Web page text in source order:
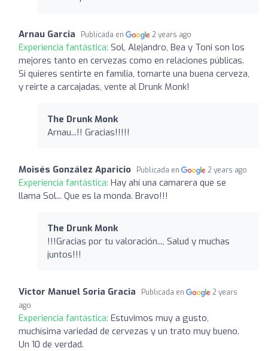
Arnau Garcia Publicada en 2 years ago
Experiencia fantástica: Sol, Alejandro, Bea y Toni son los
mejores tanto en cervezas como en relaciones públicas.
Si quieres sentirte en família, tomarte una buena cerveza,
y reirte a carcajadas, vente al Drunk Monk!
The Drunk Monk
Arnau...!! Gracias!!!!!
Moisés González Aparicio Publicada en 2 years ago
Experiencia fantástica: Hay ahí una camarera que se
llama Sol... Que es la monda. Bravo!!!
The Drunk Monk
!!!Gracias por tu valoración..., Salud y muchas
juntos!!!
Victor Manuel Soria Gracia Publicada en
2 years
ago
Experiencia fantástica: Estuvimos muy a gusto,
muchísima variedad de cervezas y un trato muy bueno.
Un 10 de verdad.